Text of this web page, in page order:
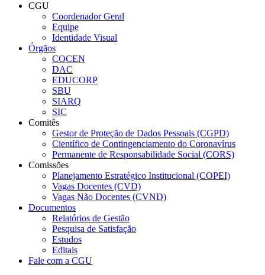
CGU
Coordenador Geral
Equipe
Identidade Visual
Órgãos
COCEN
DAC
EDUCORP
SBU
SIARQ
SIC
Comitês
Gestor de Proteção de Dados Pessoais (CGPD)
Científico de Contingenciamento do Coronavírus
Permanente de Responsabilidade Social (CORS)
Comissões
Planejamento Estratégico Institucional (COPEI)
Vagas Docentes (CVD)
Vagas Não Docentes (CVND)
Documentos
Relatórios de Gestão
Pesquisa de Satisfação
Estudos
Editais
Fale com a CGU